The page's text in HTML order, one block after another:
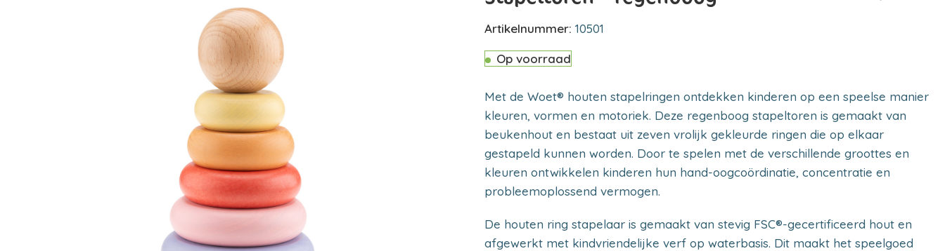
Artikelnummer:10501
Op voorraad
Met de Woet® houten stapelringen ontdekken kinderen op een speelse manier
kleuren, vormen en motoriek. Deze regenboog stapeltoren is gemaakt van
beukenhout en bestaat uit zeven vrolijk gekleurde ringen die op elkaar
gestapeld kunnen worden. Door te spelen met de verschillende groottes en
kleuren ontwikkelen kinderen hun hand-oogcoördinatie, concentratie en
probleemoplossend vermogen.
De houten ring stapelaar is gemaakt van stevig FSC®-gecertificeerd hout en
afgewerkt met kindvriendelijke verf op waterbasis. Dit maakt het speelgoed